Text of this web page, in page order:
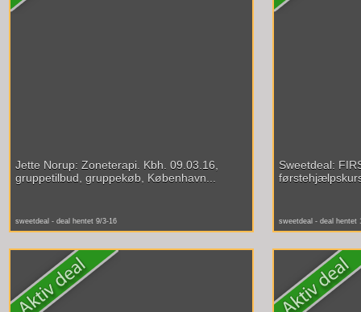
Jette Norup: Zoneterapi. Kbh. 09.03.16,
gruppetilbud, gruppekøb, København...
sweetdeal - deal hentet 9/3-16
Sweetdeal:
sweetdeal - deal hentet